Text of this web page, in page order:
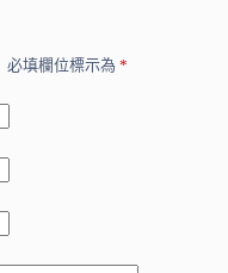
必填欄位標示為 *